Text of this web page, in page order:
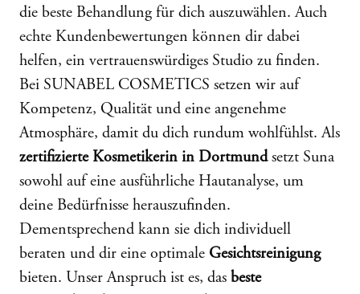
die beste Behandlung für dich auszuwählen. Auch
echte Kundenbewertungen können dir dabei
helfen, ein vertrauenswürdiges Studio zu finden.
Bei SUNABEL COSMETICS setzen wir auf
Kompetenz, Qualität und eine angenehme
Atmosphäre, damit du dich rundum wohlfühlst. Als
zertifizierte Kosmetikerin in Dortmundsetzt Suna
sowohl auf eine ausführliche Hautanalyse, um
deine Bedürfnisse herauszufinden.
Dementsprechend kann sie dich individuell
beraten und dir eine optimale Gesichtsreinigung
bieten. Unser Anspruch ist es, das beste